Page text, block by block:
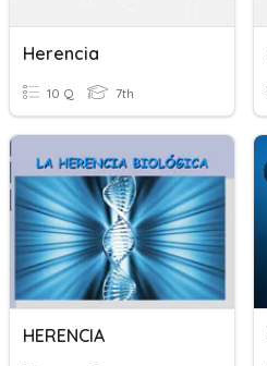
Herencia
10 Q 7th
HERENCIA